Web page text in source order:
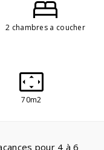
2 chambres a coucher
70m2
pour 4 à 6